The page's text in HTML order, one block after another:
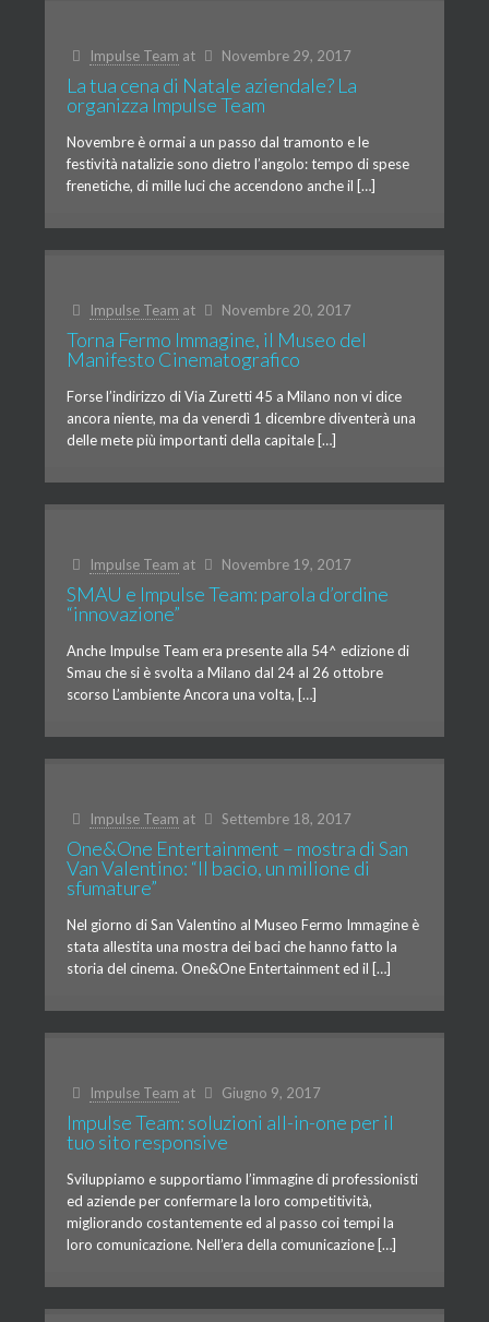
Impulse Team at Novembre 29, 2017
La tua cena di Natale aziendale? La
organizza Impulse Team
Novembre è ormai a un passo dal tramonto e le
festività natalizie sono dietro l’angolo: tempo di spese
frenetiche, di mille luci che accendono anche il […]
Impulse Team at Novembre 20, 2017
Torna Fermo Immagine, il Museo del
Manifesto Cinematografico
Forse l’indirizzo di Via Zuretti 45 a Milano non vi dice
ancora niente, ma da venerdì 1 dicembre diventerà una
delle mete più importanti della capitale […]
Impulse Team at Novembre 19, 2017
SMAU e Impulse Team: parola d’ordine
“innovazione”
Anche Impulse Team era presente alla 54^ edizione di
Smau che si è svolta a Milano dal 24 al 26 ottobre
scorso L’ambiente Ancora una volta, […]
Impulse Team at Settembre 18, 2017
One&One Entertainment – mostra di San
Van Valentino: “Il bacio, un milione di
sfumature”
Nel giorno di San Valentino al Museo Fermo Immagine è
stata allestita una mostra dei baci che hanno fatto la
storia del cinema. One&One Entertainment ed il […]
Impulse Team at Giugno 9, 2017
Impulse Team: soluzioni all-in-one per il
tuo sito responsive
Sviluppiamo e supportiamo l’immagine di professionisti
ed aziende per confermare la loro competitività,
migliorando costantemente ed al passo coi tempi la
loro comunicazione. Nell’era della comunicazione […]